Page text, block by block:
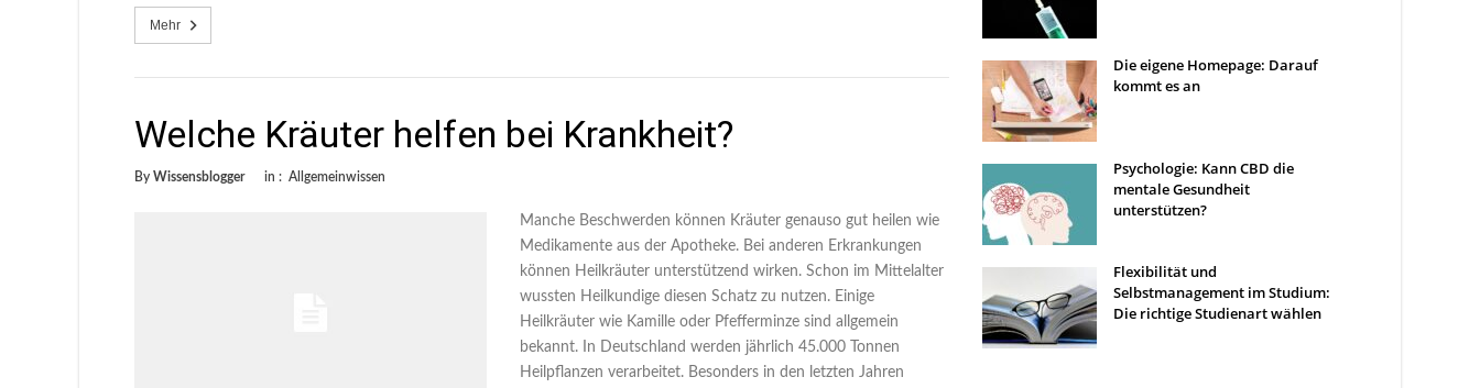
Mehr
Welche Kräuter helfen bei Krankheit?
By Wissensblogger in : Allgemeinwissen
Manche Beschwerden können Kräuter genauso gut heilen wie
Medikamente aus der Apotheke. Bei anderen Erkrankungen
können Heilkräuter unterstützend wirken. Schon im Mittelalter
wussten Heilkundige diesen Schatz zu nutzen. Einige
Heilkräuter wie Kamille oder Pfefferminze sind allgemein
bekannt. In Deutschland werden jährlich 45.000 Tonnen
Heilpflanzen verarbeitet. Besonders in den letzten Jahren
Die eigene Homepage: Darauf
kommt es an
Psychologie: Kann CBD die
mentale Gesundheit
unterstützen?
Flexibilität und
Selbstmanagement im Studium:
Die richtige Studienart wählen